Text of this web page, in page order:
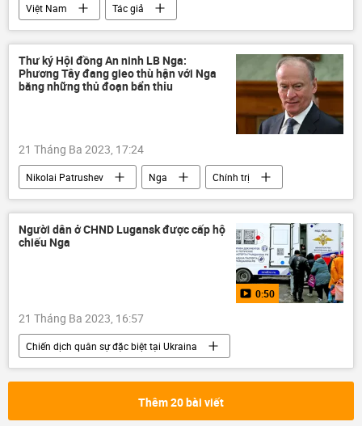
Việt Nam
Tác giả
Quan điểm-Ý kiến
Văn hóa
bộ phim Nga và Liên Xô
Liên Xô
Liên bang Nga
Hợp tác Nga-Việt
Thư ký Hội đồng An ninh LB Nga:
Phương Tây đang gieo thù hận với Nga
bằng những thủ đoạn bẩn thỉu
21 Tháng Ba 2023, 17:24
Nikolai Patrushev Nga
Chính trị
phương Tây
Thế giới
Người dân ở CHND Lugansk được cấp hộ
chiếu Nga
0:50
21 Tháng Ba 2023, 16:57
Chiến dịch quân sự đặc biệt tại Ukraina
Video từ Ukraina
Nga
LNR
Sáp nhập DNR, LNR, Zaporozhye và Kherson vào Nga
Donbass
Cuộc khủng hoảng ở Ukraina
Thêm 20 bài viết